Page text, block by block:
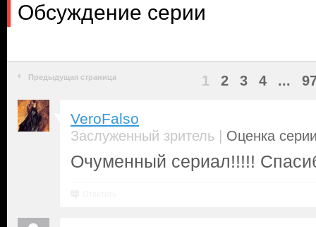
Обсуждение серии
Предыдущая страница 1 2 3 4 ...
VeroFalso
Заслуженный зритель | Оценка
Очуменный сериал!!!!!